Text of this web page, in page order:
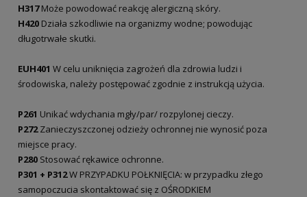
H317Może powodować reakcję alergiczną skóry.
H420 Działa szkodliwie na organizmy wodne; powodując
długotrwałe skutki.
EUH401 W celu uniknięcia zagrożeń dla zdrowia ludzi i
środowiska, należy postępować zgodnie z instrukcją użycia.
P261 Unikać wdychania mgły/par/ rozpylonej cieczy.
P272Zanieczyszczonej odzieży ochronnej nie wynosić poza
miejsce pracy.
P280 Stosować rękawice ochronne.
P301 + P312W PRZYPADKU POŁKNIĘCIA: w przypadku złego
samopoczucia skontaktować się z OŚRODKIEM